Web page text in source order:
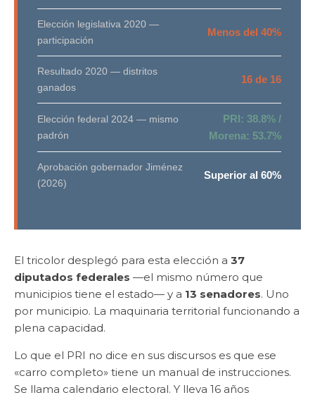
Elección legislativa 2020 —
participación
Menos del 40%
Resultado 2020 — distritos
ganados
16 de 16
Elección federal 2024 — mismo
padrón
PRI: 38.8% /
Morena: 53.7%
Aprobación gobernador Jiménez
(2026)
Superior al 60%
El tricolor desplegó para esta elección a 37
diputados federales —el mismo número que
municipios tiene el estado— y a 13 senadores. Uno
por municipio. La maquinaria territorial funcionando a
plena capacidad.
Lo que el PRI no dice en sus discursos es que ese
«carro completo» tiene un manual de instrucciones.
Se llama calendario electoral. Y lleva 16 años